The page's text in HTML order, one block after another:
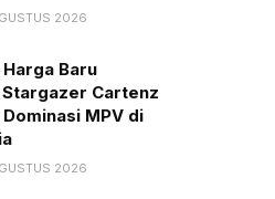
2026
Baru
Stargazer Cartenz
MPV di
2026